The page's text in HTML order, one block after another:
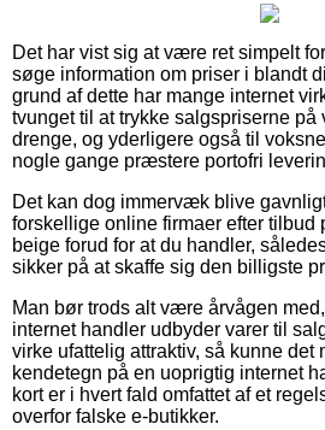
Det har vist sig at være ret simpelt
søge information om priser i blandt
grund af dette har mange internet
tvunget til at trykke salgspriserne på
drenge, og yderligere også til
nogle gange præstere portofri
Det kan dog immervæk blive
forskellige online firmaer efter
beige forud for at du handler,
sikker på at skaffe sig den billigste
Man bør trods alt være årvågen
internet handler udbyder varer til
virke ufattelig attraktiv, så kunne
kendetegn på en uoprigtig internet
kort er i hvert fald omfattet af et
overfor falske e-butikker.